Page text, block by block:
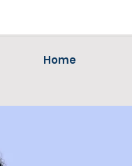
Home